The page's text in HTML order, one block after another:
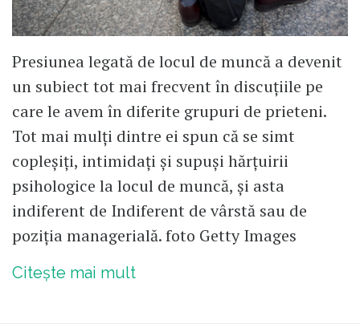
Presiunea legată de locul de muncă a devenit
un subiect tot mai frecvent în discuțiile pe
care le avem în diferite grupuri de prieteni.
Tot mai mulți dintre ei spun că se simt
copleșiți, intimidați și supuși hărțuirii
psihologice la locul de muncă, și asta
indiferent de Indiferent de vârstă sau de
poziția managerială. foto Getty Images
Citește mai mult